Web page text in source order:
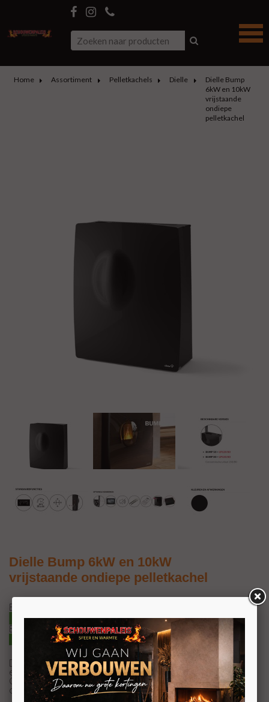
Home Assortiment Pelletkachels Dielle
Dielle Bump
6kW en 10kW
vrijstaande
ondiepe
pelletkachel
Dielle Bump 6kW en 10kW
vrijstaande ondiepe pelletkachel
Bump 50 6kW | 170m3
Bump 80 10kW | 230m3
Design, elegantie en technologie samengebracht voor
een luchtdichte pelletkachel met een unieke vorm.
Glazen schuifdeur ‘magic’ voor een totaal zwart effect
dat geen vergelijking kent.